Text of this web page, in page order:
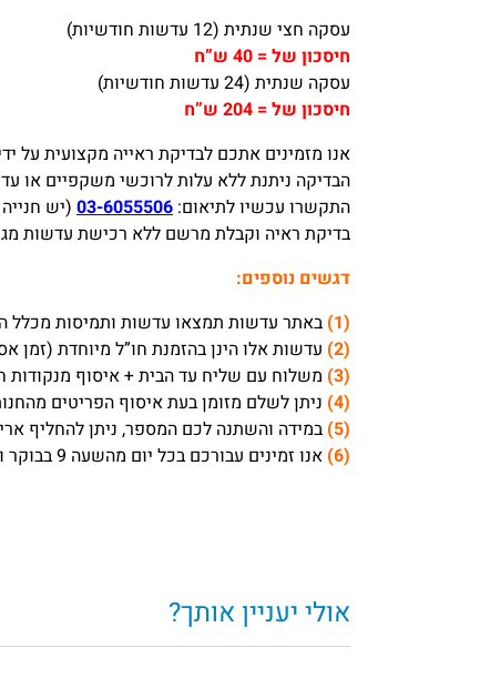
עסקה חצי שנתית (12 עדשות חודשיות)
חיסכון של = 40 ש”ח
עסקה שנתית (24 עדשות חודשיות)
חיסכון של = 204 ש”ח
אנו מזמינים אתכם לבדיקת ראייה מקצועית על ידי
הבדיקה ניתנת ללא עלות לרוכשי משקפיים או
התקשרו עכשיו לתיאום: 03-6055506 (יש
בדיקת ראיה וקבלת מרשם ללא רכישת עדשות מגע
דגשים נוספים:
(1)
באתר עדשות תמצאו עדשות ותמיסות מכלל
(2)
עדשות אלו הינן בהזמנת חו”ל מיוחדת (זמן אספקה 2-4 שבועות), ולא ניתן להחזיר / להחליף אריזות /
(3)
משלוח עם שליח עד הבית + איסוף מנקודות חלוקה לוקח בדרך כלל 1-3
(4)
ניתן לשלם מזומן בעת איסוף הפריטים
(5)
במידה והשתנה לכם המספר, ניתן להחליף
(6)
אנו זמינים עבורכם בכל יום מהשעה 9 בבוקר ועד 18 אחה”צ, ובימי שישי עד השעה 13:30.
אולי יעניין אותך?